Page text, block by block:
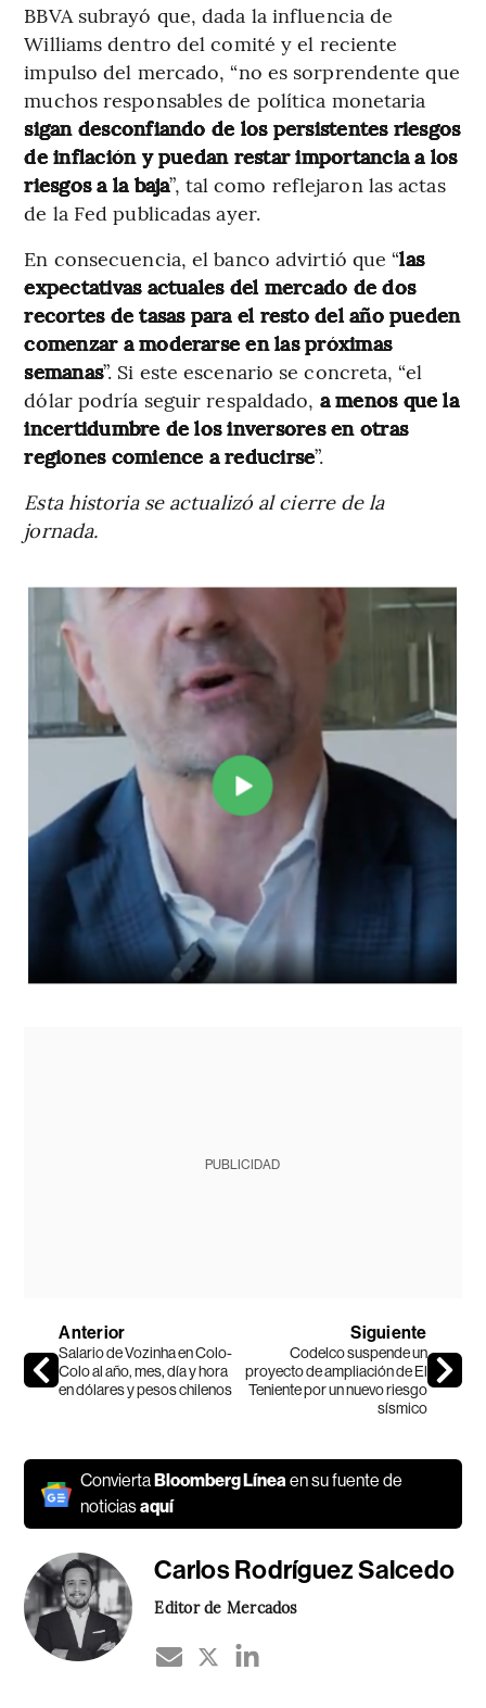
BBVA subrayó que, dada la influencia de
Williams dentro del comité y el reciente
impulso del mercado, “no es sorprendente que
muchos responsables de política monetaria
sigan desconfiando de los persistentes riesgos
de inflación y puedan restar importancia a los
riesgos a la baja”, tal como reflejaron las actas
de la Fed publicadas ayer.
En consecuencia, el banco advirtió que “las
expectativas actuales del mercado de dos
recortes de tasas para el resto del año pueden
comenzar a moderarse en las próximas
semanas”. Si este escenario se concreta, “el
dólar podría seguir respaldado, a menos que la
incertidumbre de los inversores en otras
regiones comience a reducirse”.
Esta historia se actualizó al cierre de la
jornada.
PUBLICIDAD
Anterior
Salario de Vozinha en Colo-
Colo al año, mes, día y hora
en dólares y pesos chilenos
Siguiente
Codelco suspende un
proyecto de ampliación de El
Teniente por un nuevo riesgo
sísmico
Convierta Bloomberg Líneaen su fuente de
noticiasaquí
Carlos Rodríguez Salcedo
Editor de Mercados